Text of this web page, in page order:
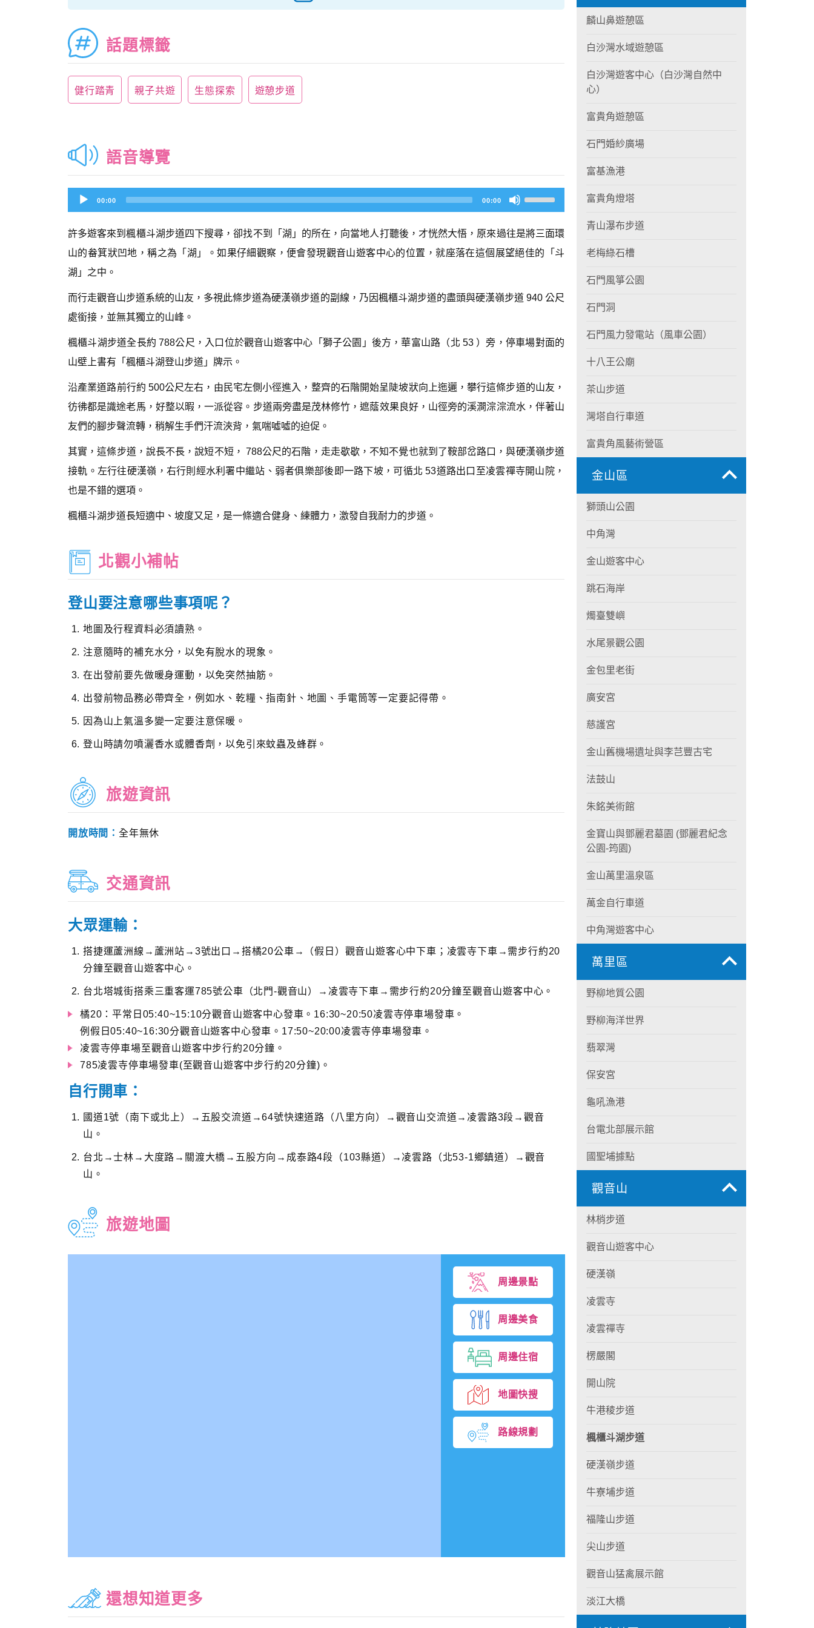
話題標籤
健行踏青 親子共遊 生態探索 遊憩步道
語音導覽
Audio
Player00:00 00:00
s
e
p/
D
o
r
k
t
i
e
a
s
許多遊客來到楓櫃斗湖步道四下搜尋，卻找不到「湖」的所在，向當地人打聽後，才恍然大悟，原來過往是將三面環
山的畚箕狀凹地，稱之為「湖」。如果仔細觀察，便會發現觀音山遊客中心的位置，就座落在這個展望絕佳的「斗
湖」之中。
而行走觀音山步道系統的山友，多視此條步道為硬漢嶺步道的副線，乃因楓櫃斗湖步道的盡頭與硬漢嶺步道 940 公尺
處銜接，並無其獨立的山峰。
楓櫃斗湖步道全長約 788公尺，入口位於觀音山遊客中心「獅子公園」後方，華富山路（北 53 ）旁，停車場對面的
山壁上書有「楓櫃斗湖登山步道」牌示。
沿產業道路前行約 500公尺左右，由民宅左側小徑進入，整齊的石階開始呈陡坡狀向上迤邐，攀行這條步道的山友，
彷彿都是識途老馬，好整以暇，一派從容。步道兩旁盡是茂林修竹，遮蔭效果良好，山徑旁的溪澗淙淙流水，伴著山
友們的腳步聲流轉，稍解生手們汗流浹背，氣喘噓噓的迫促。
其實，這條步道，說長不長，說短不短， 788公尺的石階，走走歇歇，不知不覺也就到了鞍部岔路口，與硬漢嶺步道
接軌。左行往硬漢嶺，右行則經水利署中繼站、弱者俱樂部後即一路下坡，可循北 53道路出口至凌雲禪寺開山院，
也是不錯的選項。
楓櫃斗湖步道長短適中、坡度又足，是一條適合健身、練體力，激發自我耐力的步道。
北觀小補帖
登山要注意哪些事項呢？
地圖及行程資料必須讀熟。
注意隨時的補充水分，以免有脫水的現象。
在出發前要先做暖身運動，以免突然抽筋。
出發前物品務必帶齊全，例如水、乾糧、指南針、地圖、手電筒等一定要記得帶。
因為山上氣溫多變一定要注意保暖。
登山時請勿噴灑香水或體香劑，以免引來蚊蟲及蜂群。
旅遊資訊
開放時間： 全年無休
交通資訊
大眾運輸：
搭捷運蘆洲線→蘆洲站→3號出口→搭橘20公車→（假日）觀音山遊客心中下車；凌雲寺下車→需步行約20
分鐘至觀音山遊客中心。
台北塔城街搭乘三重客運785號公車（北門-觀音山）→凌雲寺下車→需步行約20分鐘至觀音山遊客中心。
橘20：平常日05:40~15:10分觀音山遊客中心發車。16:30~20:50凌雲寺停車場發車。
例假日05:40~16:30分觀音山遊客中心發車。17:50~20:00凌雲寺停車場發車。
凌雲寺停車場至觀音山遊客中步行約20分鐘。
785凌雲寺停車場發車(至觀音山遊客中步行約20分鐘)。
自行開車：
國道1號（南下或北上）→五股交流道→64號快速道路（八里方向）→觀音山交流道→凌雲路3段→觀音
山。
台北→士林→大度路→關渡大橋→五股方向→成泰路4段（103縣道）→凌雲路（北53-1鄉鎮道）→觀音
山。
旅遊地圖
周邊景點
周邊美食
周邊住宿
地圖快搜
路線規劃
還想知道更多
麟山鼻遊憩區
白沙灣水域遊憩區
白沙灣遊客中心（白沙灣自然中
心）
富貴角遊憩區
石門婚紗廣場
富基漁港
富貴角燈塔
青山瀑布步道
老梅綠石槽
石門風箏公園
石門洞
石門風力發電站（風車公園）
十八王公廟
茶山步道
灣塔自行車道
富貴角風藝術營區
金山區
獅頭山公園
中角灣
金山遊客中心
跳石海岸
燭臺雙嶼
水尾景觀公園
金包里老街
廣安宮
慈護宮
金山舊機場遺址與李芑豐古宅
法鼓山
朱銘美術館
金寶山與鄧麗君墓園 (鄧麗君紀念
公園-筠園)
金山萬里溫泉區
萬金自行車道
中角灣遊客中心
萬里區
野柳地質公園
野柳海洋世界
翡翠灣
保安宮
龜吼漁港
台電北部展示館
國聖埔據點
觀音山
林梢步道
觀音山遊客中心
硬漢嶺
凌雲寺
凌雲禪寺
楞嚴閣
開山院
牛港稜步道
楓櫃斗湖步道
硬漢嶺步道
牛寮埔步道
福隆山步道
尖山步道
觀音山猛禽展示館
淡江大橋